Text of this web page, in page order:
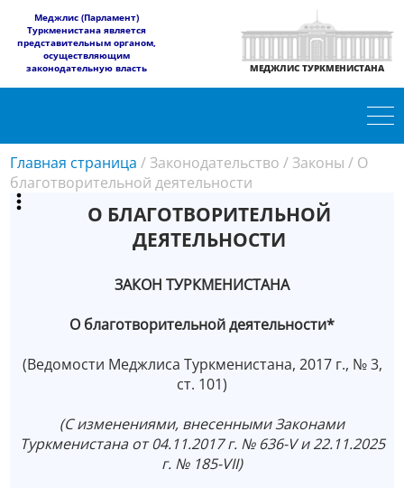
​Меджлис (Парламент)
Туркменистана является
представительным органом,
осуществляющим
законодательную власть
МЕДЖЛИС ТУРКМЕНИСТАНА
Главная страница / Законодательство / Законы / О
благотворительной деятельности
О БЛАГОТВОРИТЕЛЬНОЙ
ДЕЯТЕЛЬНОСТИ
ЗАКОН ТУРКМЕНИСТАНА
О благотворительной деятельности*
(Ведомости Меджлиса Туркменистана, 2017 г., № 3,
ст. 101)
(С изменениями, внесенными Законами
Туркменистана от 04.11.2017 г. № 636-V и 22.11.2025
г. № 185-VII)